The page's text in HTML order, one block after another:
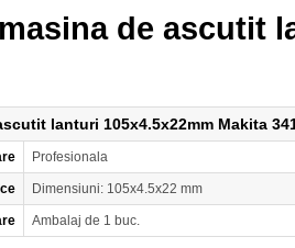
de ascutit
lanturi 105x4.5x22mm Makita
Profesionala
Dimensiuni: 105x4.5x22 mm
Ambalaj de 1 buc.